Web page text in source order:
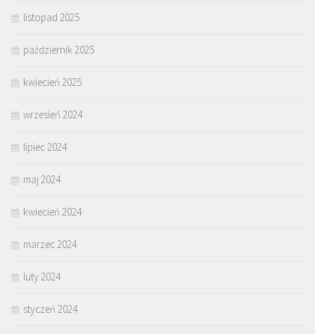
listopad 2025
październik 2025
kwiecień 2025
wrzesień 2024
lipiec 2024
maj 2024
kwiecień 2024
marzec 2024
luty 2024
styczeń 2024